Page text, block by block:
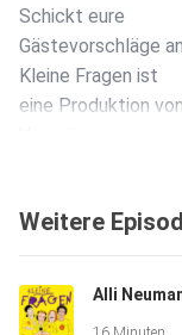
Schickt eure
Gästevorschläge
Kleine Fragen ist
eine Produktion
https://nick.de/ |
Produktion:
Bajorat,
Weitere